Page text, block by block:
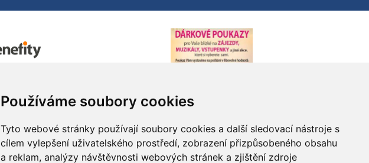
Používáme soubory cookies
Tyto webové stránky používají soubory cookies a další sledovací nástroje s
cílem vylepšení uživatelského prostředí, zobrazení přizpůsobeného obsahu
a reklam, analýzy návštěvnosti webových stránek a zjištění zdroje